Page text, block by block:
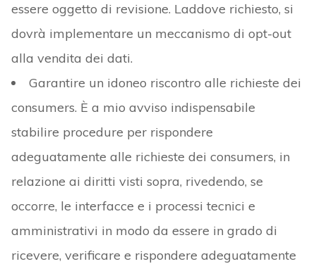
essere oggetto di revisione. Laddove richiesto, si
dovrà implementare un meccanismo di opt-out
alla vendita dei dati.
Garantire un idoneo riscontro alle richieste dei
consumers. È a mio avviso indispensabile
stabilire procedure per rispondere
adeguatamente alle richieste dei consumers, in
relazione ai diritti visti sopra, rivedendo, se
occorre, le interfacce e i processi tecnici e
amministrativi in modo da essere in grado di
ricevere, verificare e rispondere adeguatamente